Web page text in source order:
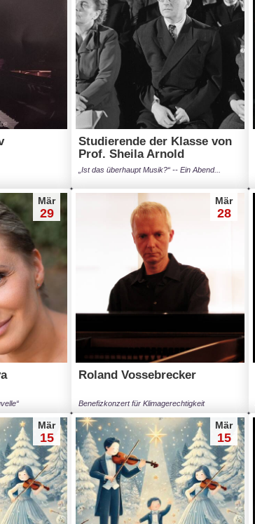
Studierende der Klasse von
Prof. Sheila Arnold
„Ist das überhaupt Musik?“ -- Ein Abend...
Mär
29
Mär
28
Roland Vossebrecker
Benefizkonzert für Klimagerechtigkeit
Mär
15
Mär
15